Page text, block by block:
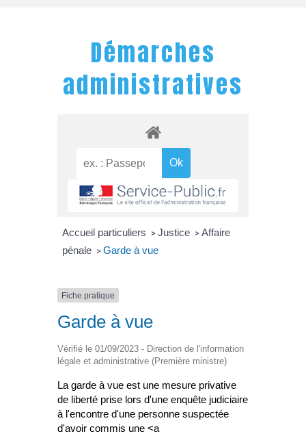
Démarches
administratives
Accueil particuliers > Justice > Affaire
pénale > Garde à vue
Fiche pratique
Garde à vue
Vérifié le 01/09/2023 - Direction de l'information
légale et administrative (Première ministre)
La garde à vue est une mesure privative
de liberté prise lors d'une enquête judiciaire
à l'encontre d'une personne suspectée
d'avoir commis une <a